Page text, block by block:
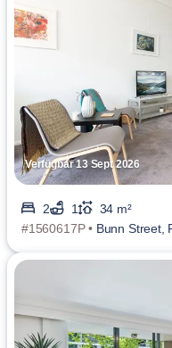
Verfügbar 13 Sept 2026
2 1
34 m²
#1560617P • Bunn Street,